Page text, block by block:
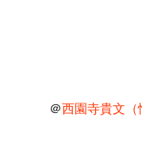
＠西園寺貴文（